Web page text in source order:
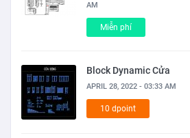
AM
Miễn phí
Block Dynamic Cửa
APRIL 28, 2022 - 03:33 AM
10 dpoint